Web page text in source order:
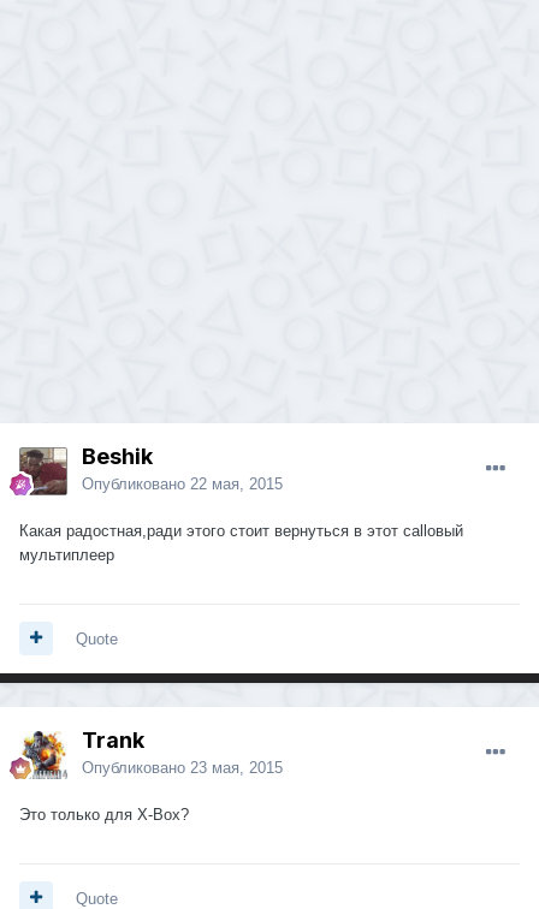
Beshik
Опубликовано 22 мая, 2015
Какая радостная,ради этого стоит вернуться в этот callовый
мультиплеер
Quote
Trank
Опубликовано 23 мая, 2015
Это только для X-Box?
Quote